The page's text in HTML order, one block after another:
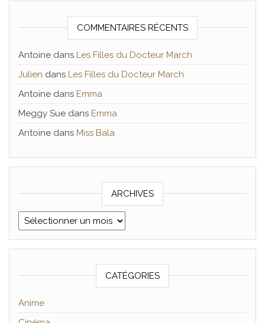
COMMENTAIRES RÉCENTS
Antoine dans Les Filles du Docteur March
Julien dans Les Filles du Docteur March
Antoine dans Emma
Meggy Sue dans Emma
Antoine dans Miss Bala
ARCHIVES
Archives
CATÉGORIES
Anime